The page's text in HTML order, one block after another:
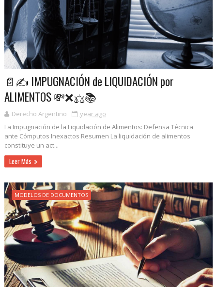
📄✍️ IMPUGNACIÓN de LIQUIDACIÓN por
ALIMENTOS 💸❌⚖️📚
Derecho Argentino
year ago
La Impugnación de la Liquidación de Alimentos: Defensa Técnica
ante Cómputos Inexactos Resumen La liquidación de alimentos
constituye un act...
Leer Más
MODELOS DE DOCUMENTOS